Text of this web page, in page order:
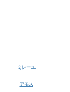
ミレーユ
アモス